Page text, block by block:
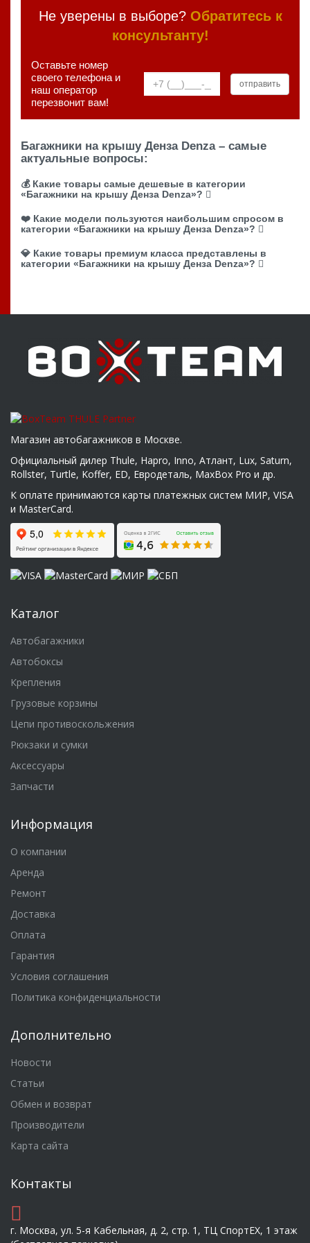
Не уверены в выборе? Обратитесь к
консультанту!
Оставьте номер
своего телефона и
наш оператор
перезвонит вам!
Багажники на крышу Денза Denza – самые
актуальные вопросы:
💰 Какие товары самые дешевые в категории
«Багажники на крышу Денза Denza»?
❤️ Какие модели пользуются наибольшим спросом в
категории «Багажники на крышу Денза Denza»?
💎 Какие товары премиум класса представлены в
категории «Багажники на крышу Денза Denza»?
Магазин автобагажников в Москве.
Официальный дилер Thule, Hapro, Inno, Атлант, Lux, Saturn,
Rollster, Turtle, Koffer, ED, Евродеталь, MaxBox Pro и др.
К оплате принимаются карты платежных систем МИР, VISA
и MasterCard.
Каталог
Автобагажники
Автобоксы
Крепления
Грузовые корзины
Цепи противоскольжения
Рюкзаки и сумки
Аксессуары
Запчасти
Информация
О компании
Аренда
Ремонт
Доставка
Оплата
Гарантия
Условия соглашения
Политика конфиденциальности
Дополнительно
Новости
Статьи
Обмен и возврат
Производители
Карта сайта
Контакты
г. Москва, ул. 5-я Кабельная, д. 2, стр. 1, ТЦ СпортEX, 1 этаж